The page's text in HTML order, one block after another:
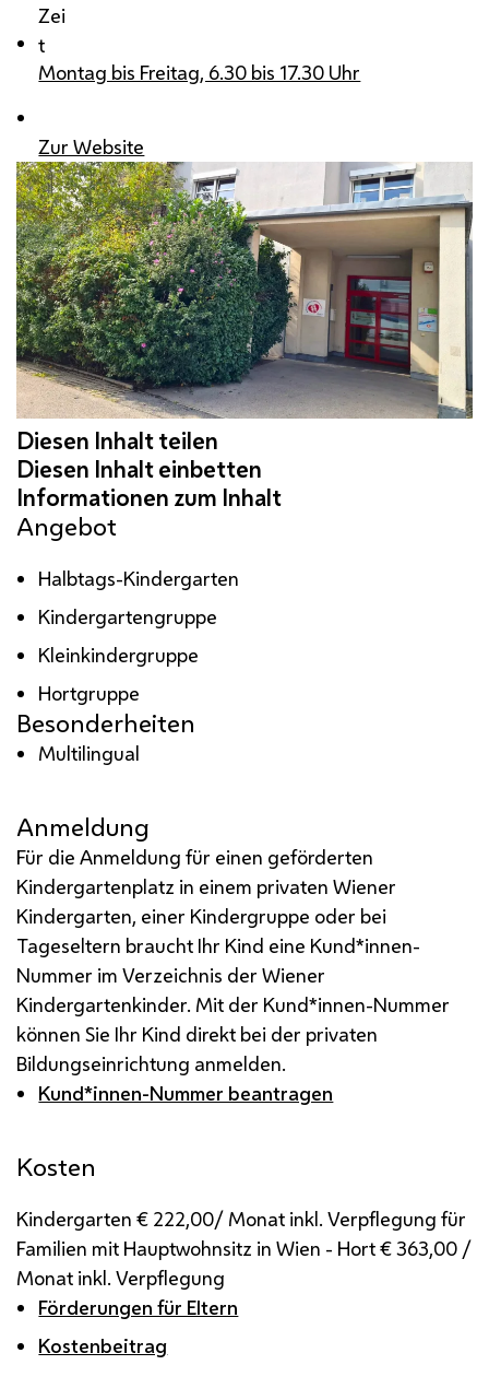
Zei
t
Montag bis Freitag, 6.30 bis 17.30 Uhr
Zur Website
Angebot
Halbtags-Kindergarten
Kindergartengruppe
Kleinkindergruppe
Hortgruppe
Besonderheiten
Multilingual
Anmeldung
Für die Anmeldung für einen geförderten
Kindergartenplatz in einem privaten Wiener
Kindergarten, einer Kindergruppe oder bei
Tageseltern braucht Ihr Kind eine Kund*innen-
Nummer im Verzeichnis der Wiener
Kindergartenkinder. Mit der Kund*innen-Nummer
können Sie Ihr Kind direkt bei der privaten
Bildungseinrichtung anmelden.
Kund*innen-Nummer beantragen
Kosten
Kindergarten € 222,00/ Monat inkl. Verpflegung für
Familien mit Hauptwohnsitz in Wien - Hort € 363,00 /
Monat inkl. Verpflegung
Förderungen für Eltern
Kostenbeitrag